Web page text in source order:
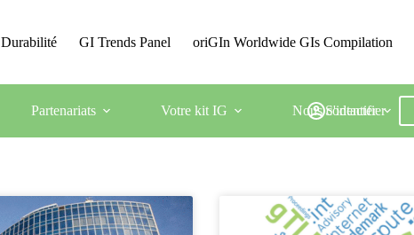
Durabilité GI Trends Panel oriGIn Worldwide GIs Compilation
Partenariats Votre kit IG Nous contacter
S'identifier